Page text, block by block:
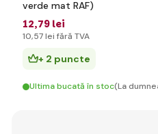
verde mat RAF)
12,79 lei
10,57 lei fără TVA
+ 2 puncte
Ultima bucată în stoc(La